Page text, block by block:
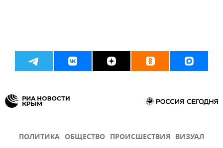
ПОЛИТИКА ОБЩЕСТВО ПРОИСШЕСТВИЯ ВИЗУАЛ